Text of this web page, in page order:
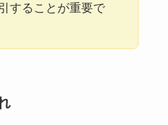
することが重要で